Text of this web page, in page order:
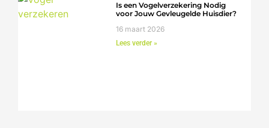
Is een Vogelverzekering Nodig
voor Jouw Gevleugelde Huisdier?
16 maart 2026
Lees verder »